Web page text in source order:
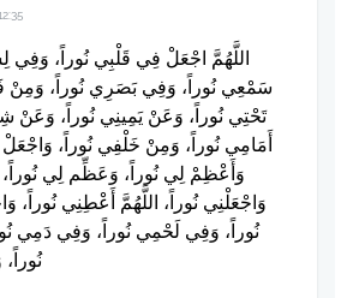
اللَّهُمَّ اجْعَلْ فِي قَلْبِي نُوراً، وَفِي
سَمْعِي نُوراً، وَفِي بَصَرِي نُوراً، وَمِنْ
تَحْتِي نُوراً، وَعَنْ يَمِينِي نُوراً، وَعَنْ
أَمَامِي نُوراً، وَمِنْ خَلْفِي نُوراً،
وَأَعْظِمْ لِي نُوراً، وَعَظِّم لِي نُوراً،
وَاجْعَلْنِي نُوراً، اللَّهُمَّ أَعْطِنِي
نُوراً، وَفِي لَحْمِي نُوراً، وَفِي دَمِي